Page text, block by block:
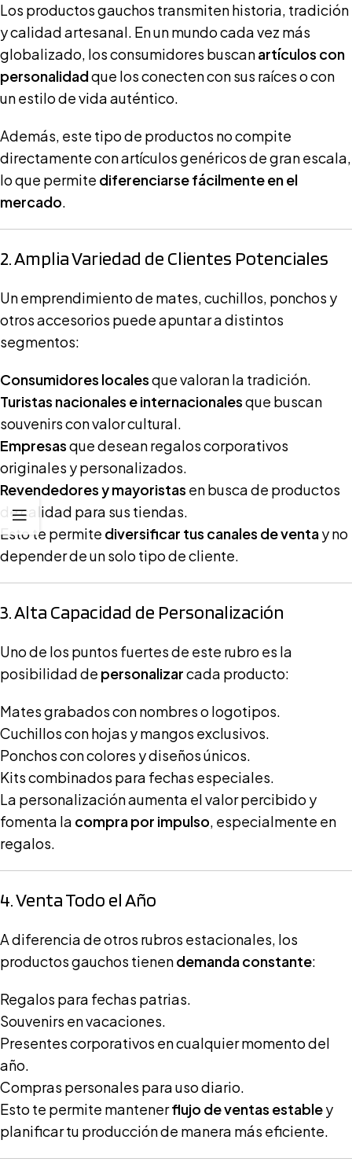
Los productos gauchos transmiten historia, tradición
y calidad artesanal. En un mundo cada vez más
globalizado, los consumidores buscanartículos con
personalidadque los conecten con sus raíces o con
un estilo de vida auténtico.
Además, este tipo de productos no compite
directamente con artículos genéricos de gran escala,
lo que permite diferenciarse fácilmente en el
mercado.
2. Amplia Variedad de Clientes Potenciales
Un emprendimiento de mates, cuchillos, ponchos y
otros accesorios puede apuntar a distintos
segmentos:
Consumidores localesque valoran la tradición.
Turistas nacionales e internacionalesque buscan
souvenirs con valor cultural.
Empresasque desean regalos corporativos
originales y personalizados.
Revendedores y mayoristas en busca de productos
de calidad para sus tiendas.
Esto te permite diversificar tus canales de ventay no
depender de un solo tipo de cliente.
3. Alta Capacidad de Personalización
Uno de los puntos fuertes de este rubro es la
posibilidad de personalizarcada producto:
Mates grabados con nombres o logotipos.
Cuchillos con hojas y mangos exclusivos.
Ponchos con colores y diseños únicos.
Kits combinados para fechas especiales.
La personalización aumenta el valor percibido y
fomenta la compra por impulso, especialmente en
regalos.
4. Venta Todo el Año
A diferencia de otros rubros estacionales, los
productos gauchos tienendemanda constante:
Regalos para fechas patrias.
Souvenirs en vacaciones.
Presentes corporativos en cualquier momento del
año.
Compras personales para uso diario.
Esto te permite mantenerflujo de ventas establey
planificar tu producción de manera más eficiente.